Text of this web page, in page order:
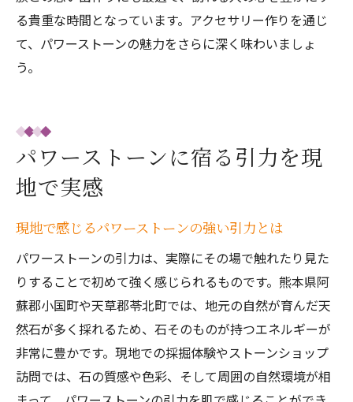
る貴重な時間となっています。アクセサリー作りを通じ
て、パワーストーンの魅力をさらに深く味わいましょ
う。
パワーストーンに宿る引力を現
地で実感
現地で感じるパワーストーンの強い引力とは
パワーストーンの引力は、実際にその場で触れたり見た
りすることで初めて強く感じられるものです。熊本県阿
蘇郡小国町や天草郡苓北町では、地元の自然が育んだ天
然石が多く採れるため、石そのものが持つエネルギーが
非常に豊かです。現地での採掘体験やストーンショップ
訪問では、石の質感や色彩、そして周囲の自然環境が相